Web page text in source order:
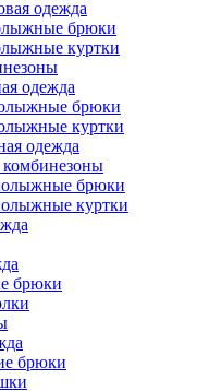
одежда
брюки
куртки
одежда
брюки
куртки
одежда
брюки
куртки
брюки
брюки